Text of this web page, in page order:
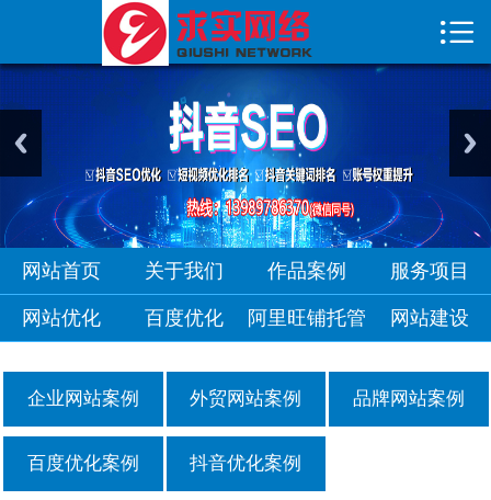
关于我们
作品案例
服务项目
网站优化

网站首页 关于我们 作品案例 服务项目
网站优化 百度优化 阿里旺铺托管 网站建设
企业网站案例 外贸网站案例 品牌网站案例
百度优化案例 抖音优化案例